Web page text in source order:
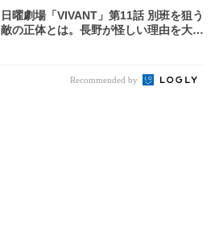
日曜劇場「VIVANT」第11話 別班を狙う
敵の正体とは。長野が怪しい理由を大
Recommended by